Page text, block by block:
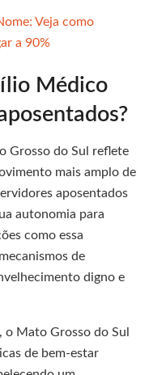
Veja como
a 90%
Médico
Grosso do Sul reflete
mais amplo de
aposentados
autonomia para
como essa
de
digno e
Mato Grosso do Sul
de bem-estar